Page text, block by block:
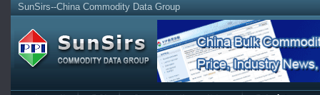
SunSirs--China Commodity Data Group